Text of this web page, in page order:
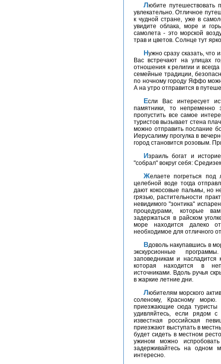
Любите путешествовать по странам и городам? Это всегда интересно и
увлекательно. Отличное
к чудной стране, уже в
увидите облака, море и
самолета - это морской
трав и цветов. Солнце тут
Нужно сразу сказать, что израильтяне очень жизнелюбивы и умиротворены.
Вас встречают на улицах
отношения к религии и
семейные традиции,
по ночному городу Яффо
А на утро отправится в
Если Вас интересует история, и есть желание увидеть исторические
памятники, то непременно
пропустить все самое
туристов вызывает стена
можно отправить послание
Иерусалиму прогулка в
город становится розовым.
Израиль богат и историей и морями. Три великолепных моря Израиль
"собрал" вокруг себя:
Желаете погреться под лучами жаркого солнца и поплавать в теплой,
целебной воде тогда
дают кокосовые пальмы, но
грязью, растительности
невидимого "зонтика"
процедурами, которые
задержаться в райском
море находится далеко
необходимое для отличного
Вдоволь накупавшись в море, вы не будете скучать, к услугам представлены
экскурсионные
заповедникам и насладится
которая находится в
источниками. Вдоль ручья
в жаркие летние дни.
Любителям морского активного отдыха лучше отправится в Эйлат к самому
соленому, Красному
приезжающие сюда
удивляйтесь, если рядом с
известная российская
приезжают выступать в
будет сидеть в местном
ужином можно
задерживайтесь на одном
интересно.